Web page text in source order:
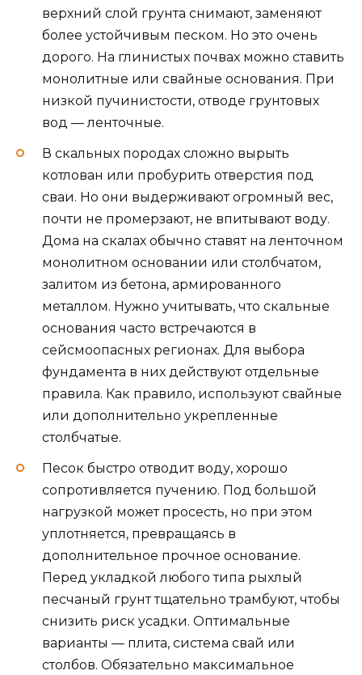
верхний слой грунта снимают, заменяют
более устойчивым песком. Но это очень
дорого. На глинистых почвах можно ставить
монолитные или свайные основания. При
низкой пучинистости, отводе грунтовых
вод — ленточные.
В скальных породах сложно вырыть
котлован или пробурить отверстия под
сваи. Но они выдерживают огромный вес,
почти не промерзают, не впитывают воду.
Дома на скалах обычно ставят на ленточном
монолитном основании или столбчатом,
залитом из бетона, армированного
металлом. Нужно учитывать, что скальные
основания часто встречаются в
сейсмоопасных регионах. Для выбора
фундамента в них действуют отдельные
правила. Как правило, используют свайные
или дополнительно укрепленные
столбчатые.
Песок быстро отводит воду, хорошо
сопротивляется пучению. Под большой
нагрузкой может просесть, но при этом
уплотняется, превращаясь в
дополнительное прочное основание.
Перед укладкой любого типа рыхлый
песчаный грунт тщательно трамбуют, чтобы
снизить риск усадки. Оптимальные
варианты — плита, система свай или
столбов. Обязательно максимальное